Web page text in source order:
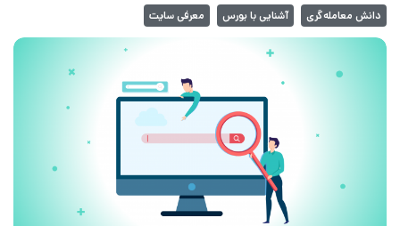
دانش معامله‌گری آشنایی با بورس معرفی سایت